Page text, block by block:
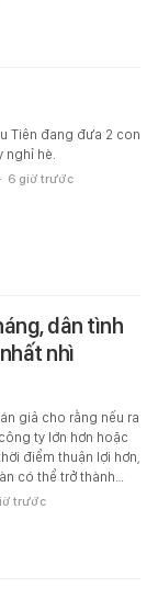
Tiên đang đưa 2 con
nghỉ hè.
6 giờ trước
dân tình
nhì
giả cho rằng nếu ra
ty lớn hơn hoặc
điểm thuận lợi hơn,
có thể trở thành…
trước